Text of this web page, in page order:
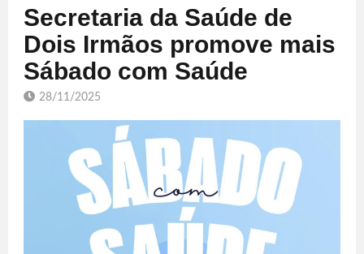
Secretaria da Saúde de
Dois Irmãos promove mais
Sábado com Saúde
28/11/2025